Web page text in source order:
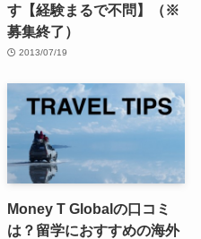
す【経験まるで不問】（※
募集終了）
2013/07/19
Money T Globalの口コミ
は？留学におすすめの海外